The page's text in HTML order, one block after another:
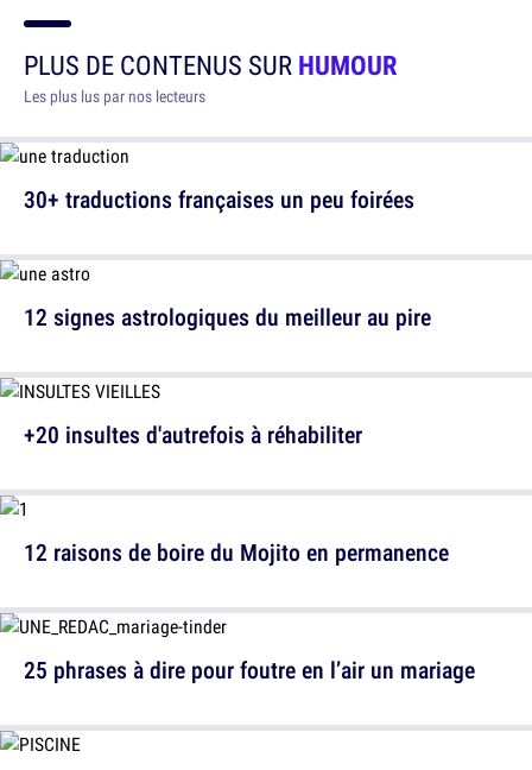
PLUS DE CONTENUS SURHUMOUR
Les plus lus par nos lecteurs
30+ traductions françaises un peu foirées
+20 insultes d'autrefois à réhabiliter
25 phrases à dire pour foutre en l’air un mariage
12 signes astrologiques du meilleur au pire
12 raisons de boire du Mojito en permanence